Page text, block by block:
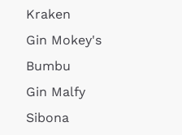
Kraken
Gin Mokey's
Bumbu
Gin Malfy
Sibona